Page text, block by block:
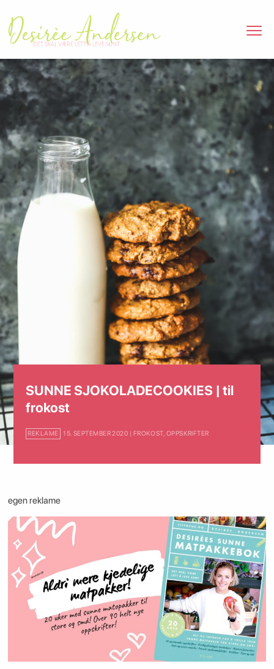
SUNNE SJOKOLADECOOKIES | til
frokost
REKLAME 15. SEPTEMBER 2020 | FROKOST, OPPSKRIFTER
egen reklame